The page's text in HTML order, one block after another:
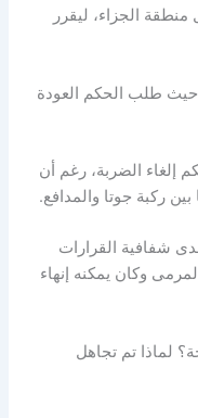
الجزاء، ليقرر
حيث طلب الحكم العودة
إلغاء الضربة، رغم أن
ركبة جوتا والمدافع.
شفافية القرارات
وكان يمكنه إنهاء
لماذا تم تجاهل